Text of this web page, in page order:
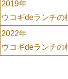
2019年
ウコギdeランチの
2022年
ウコギdeランチの